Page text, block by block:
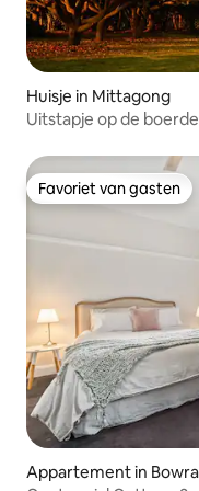
Huisje in Mittagong
Uitstapje op de
Favoriet van gasten
Favoriet van gasten
Appartement in